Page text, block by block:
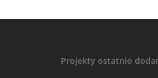
Projekty ostatnio